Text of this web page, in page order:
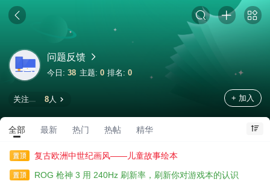
问题反馈
今日: 38 主题: 0 排名:0
关注 8人 + 加入
全部 最新 热门 热帖 精华
复古欧洲中世纪画风——儿童故事绘本
ROG 枪神 3 用 240Hz 刷新率，刷新你对游戏本的认识